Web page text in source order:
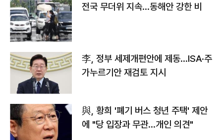
전국 무더위 지속…동해안 강한 비
李, 정부 세제개편안에 제동…ISA·주
가누르기안 재검토 지시
與, 황희 '폐기 버스 청년 주택' 제안
에 "당 입장과 무관…개인 의견"